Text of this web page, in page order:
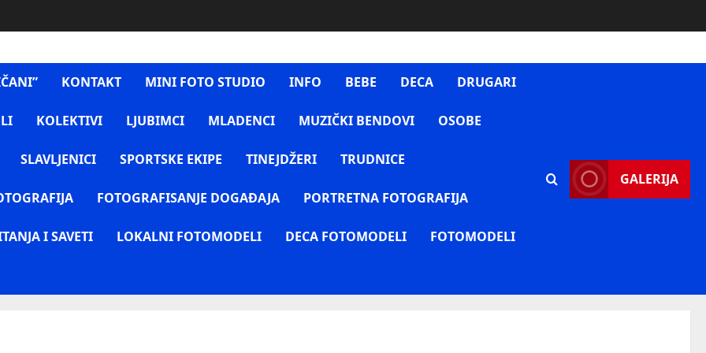
KONTAKT MINI FOTO STUDIO INFO BEBE DECA DRUGARI
KOLEKTIVI LJUBIMCI MLADENCI MUZIČKI BENDOVI OSOBE
SLAVLJENICI SPORTSKE EKIPE TINEJDŽERI TRUDNICE
FOTOGRAFISANJE DOGAĐAJA PORTRETNA FOTOGRAFIJA
I SAVETI LOKALNI FOTOMODELI DECA FOTOMODELI FOTOMODELI
GALERIJA